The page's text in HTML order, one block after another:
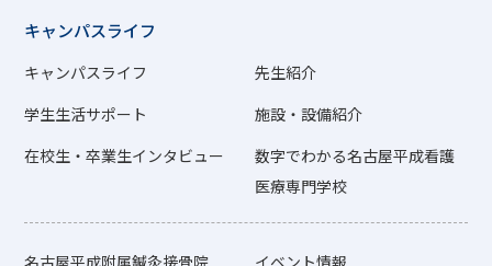
キャンパスライフ
キャンパスライフ
先生紹介
学生生活サポート
施設・設備紹介
在校生・卒業生インタビュー
数字でわかる名古屋平成看護
医療専門学校
名古屋平成附属鍼灸接骨院
イベント情報